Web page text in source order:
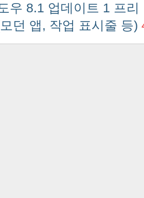
우 8.1 업데이트 1 프리
던 앱, 작업 표시줄 등)